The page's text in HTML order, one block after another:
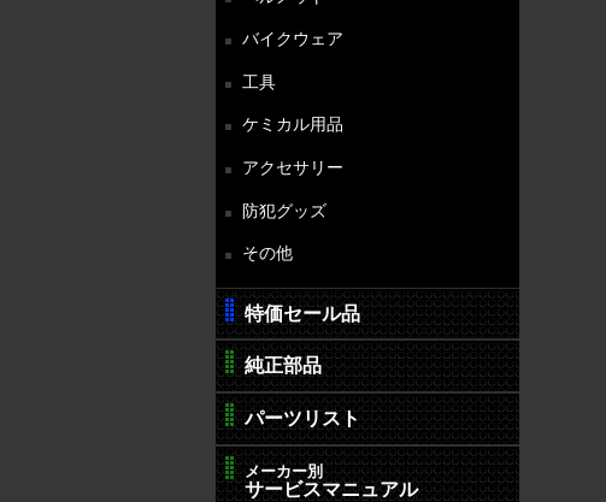
バイクウェア
工具
ケミカル用品
アクセサリー
防犯グッズ
その他
特価セール品
純正部品
パーツリスト
メーカー別
サービスマニュアル